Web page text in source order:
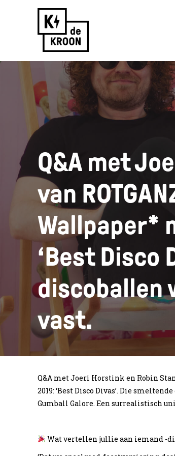
Q&A met
van
Wallpaper*
‘Best Disco
discoballen
vast.
Q&A met Joeri Horstink en Robin
2019: ‘Best Disco Divas’. Die
Gumball Galore. Een surrealistisch
Wat vertellen jullie aan iemand -